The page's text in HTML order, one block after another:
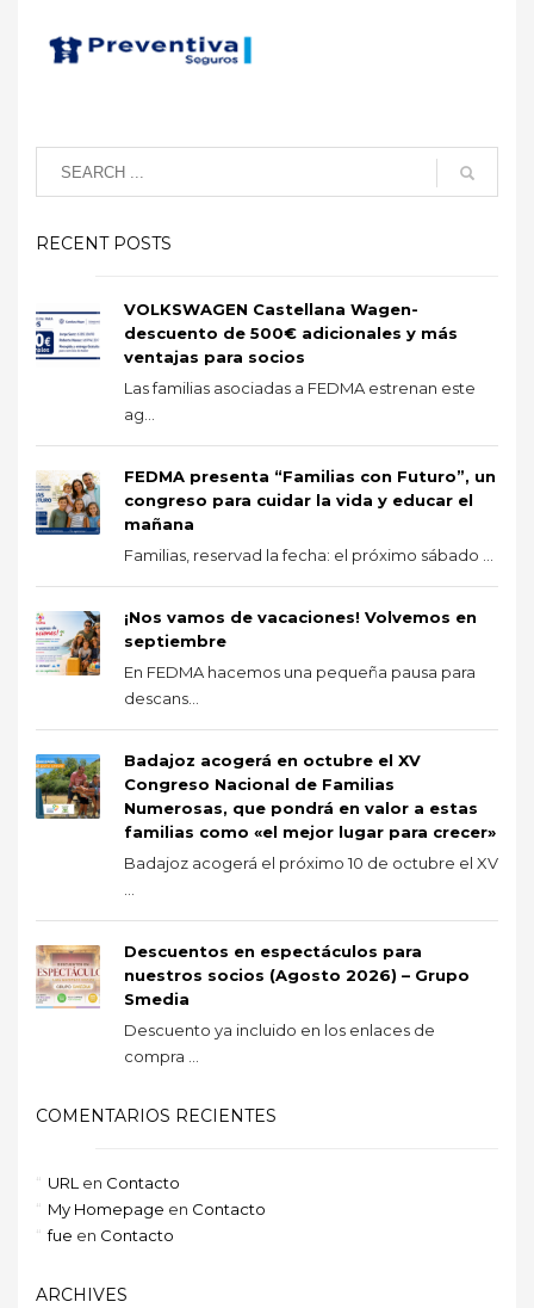
RECENT POSTS
VOLKSWAGEN Castellana Wagen-
descuento de 500€ adicionales y más
ventajas para socios
Las familias asociadas a FEDMA estrenan este
ag...
FEDMA presenta “Familias con Futuro”, un
congreso para cuidar la vida y educar el
mañana
Familias, reservad la fecha: el próximo sábado ...
¡Nos vamos de vacaciones! Volvemos en
septiembre
En FEDMA hacemos una pequeña pausa para
descans...
Badajoz acogerá en octubre el XV
Congreso Nacional de Familias
Numerosas, que pondrá en valor a estas
familias como «el mejor lugar para crecer»
Badajoz acogerá el próximo 10 de octubre el XV
...
Descuentos en espectáculos para
nuestros socios (Agosto 2026) – Grupo
Smedia
Descuento ya incluido en los enlaces de
compra ...
COMENTARIOS RECIENTES
URL en Contacto
My Homepage en Contacto
fue en Contacto
ARCHIVES